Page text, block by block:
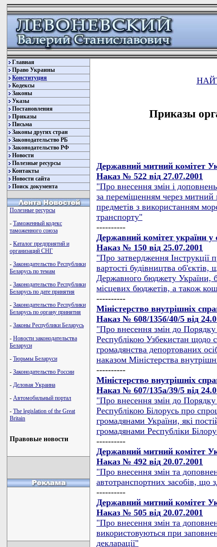
Главная
Право Украины
Конституция
Кодексы
Законы
Указы
Постановления
Приказы
Письма
Законы других стран
Законодательство РБ
Законодательство РФ
Новости
Полезные ресурсы
Контакты
Новости сайта
Поиск документа
Полезные ресурсы
- Таможенный кодекс
таможенного союза
- Каталог предприятий и
организаций СНГ
- Законодательство Республики
Беларусь по темам
- Законодательство Республики
Беларусь по дате принятия
- Законодательство Республики
Беларусь по органу принятия
- Законы Республики Беларусь
- Новости законодательства
Беларуси
- Тюрьмы Беларуси
- Законодательство России
- Деловая Украина
- Автомобильный портал
- The legislation of the Great
Britain
Правовые новости
Приказы
Державний митний комітет
Наказ № 522 від 27.07.2001
"Про внесення змін і
за переміщенням через митний
предметів з використанням
транспорту"
----------
Державний комітет україни у
Наказ № 150 від 25.07.2001
"Про затвердження Інструкції
вартості будівництва
Державного бюджету України,
місцевих бюджетів, а також
----------
Мiнiстерство внутрiшнiх
Наказ № 608/135б/40/5 від
"Про внесення змін до Порядку
Республікою Узбекистан щодо
громадянства депортованих
наказом Міністерства
----------
Мiнiстерство внутрiшнiх
Наказ № 607/135а/39/5 від
"Про внесення змін до Порядку
Республікою Білорусь про
громадянами України, які
громадянами Республіки
----------
Державний митний комітет
Наказ № 492 від 20.07.2001
"Про внесення змін та
автотранспортних засобів, що
----------
Державний митний комітет
Наказ № 505 від 20.07.2001
"Про внесення змін та
використовуються при
декларації"